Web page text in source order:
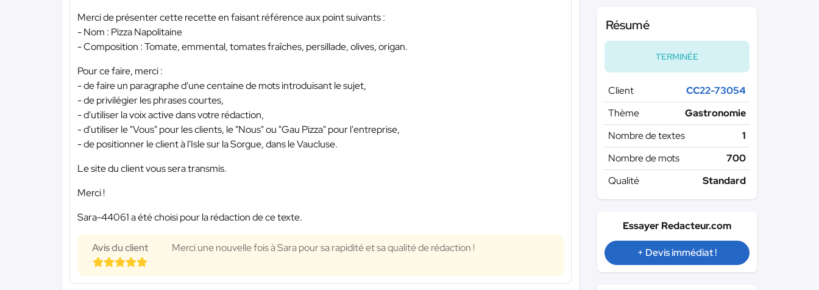
Merci de présenter cette recette en faisant référence aux point suivants :
- Nom : Pizza Napolitaine
- Composition : Tomate, emmental, tomates fraîches, persillade, olives, origan.
Pour ce faire, merci :
- de faire un paragraphe d'une centaine de mots introduisant le sujet,
- de privilégier les phrases courtes,
- d'utiliser la voix active dans votre rédaction,
- d'utiliser le "Vous" pour les clients, le "Nous" ou "Gau Pizza" pour l'entreprise,
- de positionner le client à l'Isle sur la Sorgue, dans le Vaucluse.
Le site du client vous sera transmis.
Merci !
Sara-44061 a été choisi pour la rédaction de ce texte.
Avis du client Merci une nouvelle fois à Sara pour sa rapidité et sa qualité de rédaction !
Résumé
TERMINÉE
Client
CC22-73054
Thème
Gastronomie
Nombre de textes
1
Nombre de mots
700
Qualité
Standard
Essayer Redacteur.com
+ Devis immédiat !